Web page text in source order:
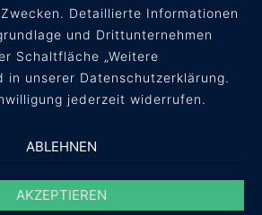
Detaillierte Informationen
und Drittunternehmen
Schaltfläche „Weitere
in unserer Datenschutzerklärung.
jederzeit widerrufen.
ABLEHNEN
AKZEPTIEREN